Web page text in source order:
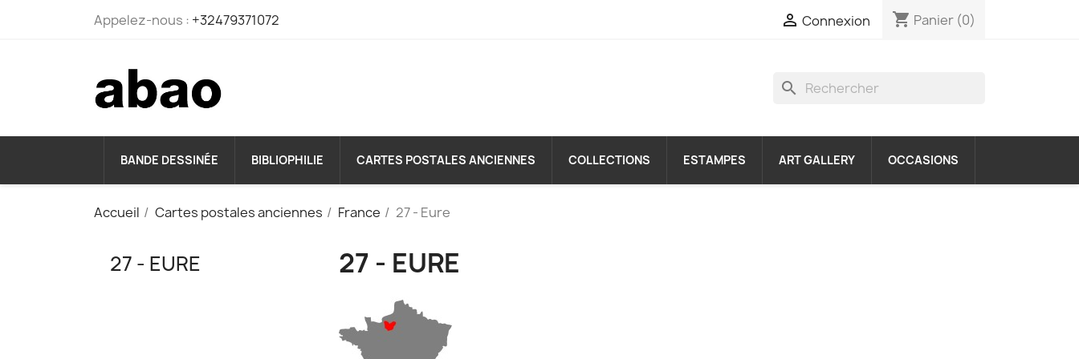
Appelez-nous : +32479371072  Connexion shopping_cart Panier (0)
search
BANDE DESSINÉE BIBLIOPHILIE CARTES POSTALES ANCIENNES COLLECTIONS ESTAMPES ART GALLERY OCCASIONS
Accueil Cartes postales anciennes France 27 - Eure
27 - EURE 27 - EURE